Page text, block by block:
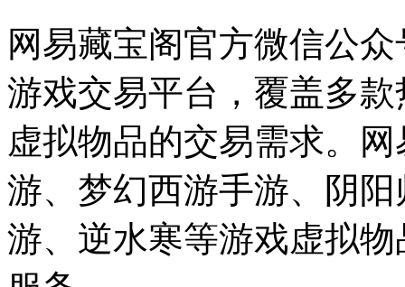
网易藏宝阁官方微信公
游戏交易平台，覆盖多
虚拟物品的交易需求。
游、梦幻西游手游、阴
游、逆水寒等游戏虚拟